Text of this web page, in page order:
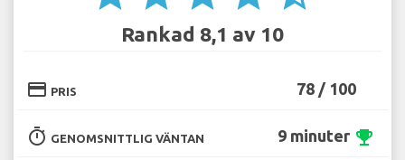
Rankad 8,1 av 10
credit_card PRIS 78 / 100
timer GENOMSNITTLIG VÄNTAN 9 minuter emoji_events